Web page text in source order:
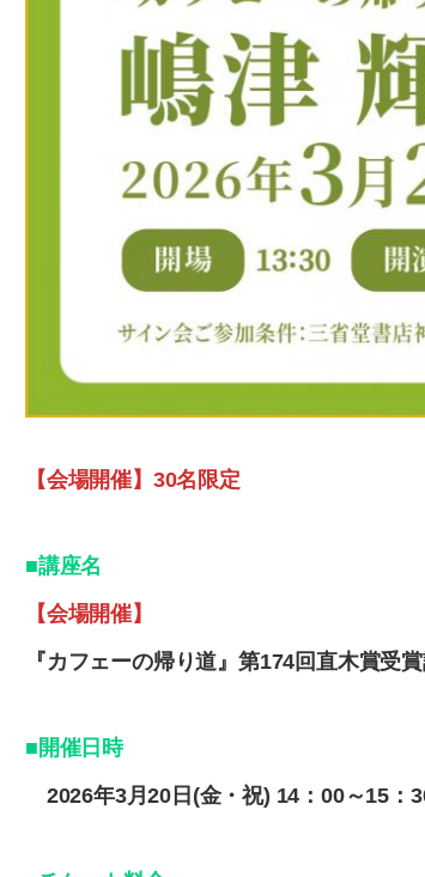
【会場開催】30名限定
■講座名
【会場開催】
『カフェーの帰り道』第174回直木賞
■開催日時
2026年3月20日(金・祝) 14：00～15：